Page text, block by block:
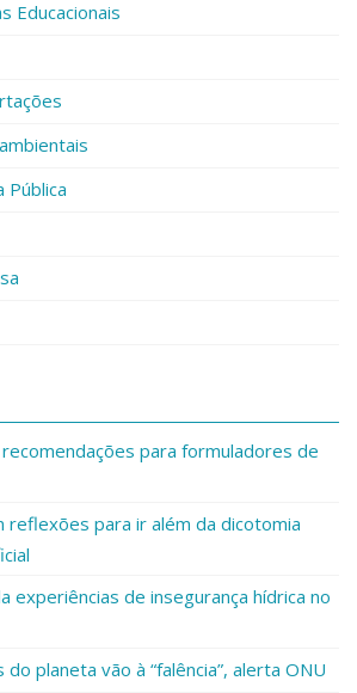
Educacionais
Pública
para formuladores de
reflexões para ir além da dicotomia
experiências de insegurança hídrica no
planeta vão à “falência”, alerta ONU